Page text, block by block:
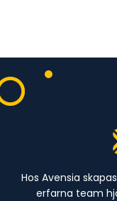
Hos Avensia
erfarna team